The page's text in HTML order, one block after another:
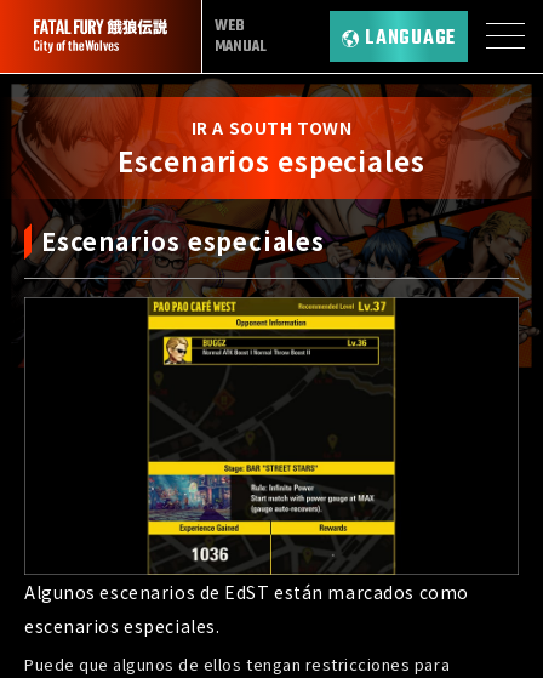
WEB
MANUAL
LANGUAGE
IR A SOUTH TOWN
Escenarios especiales
Escenarios especiales
Algunos escenarios de EdST están marcados como
escenarios especiales.
Puede que algunos de ellos tengan restricciones para